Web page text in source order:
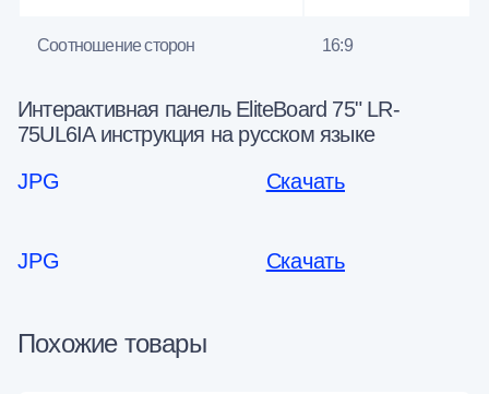
Соотношение сторон 16:9
Интерактивная панель EliteBoard 75" LR-
75UL6IA инструкция на русском языке
JPG
Скачать
JPG Скачать
Похожие товары